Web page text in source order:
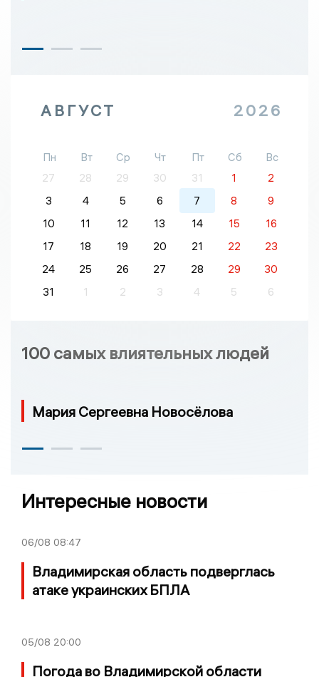
АВГУСТ 2026
Пн Вт Ср Чт Пт Сб
Вс
27
28 29 30 31 1
2
3
4 5 6 7 8
9
10
11 12 13 14 15
16
17
18 19 20 21 22
23
24
25 26 27 28 29
30
31
1 2 3 4 5 6
100 самых влиятельных людей
Мария Сергеевна Новосёлова
Интересные новости
06/08 08:47
Владимирская область подверглась
атаке украинских БПЛА
05/08 20:00
Погода во Владимирской области